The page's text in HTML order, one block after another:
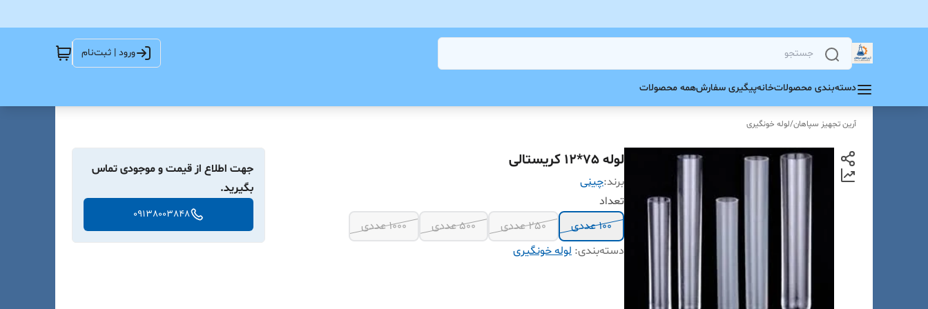
ورود | ثبت‌نام
دسته‌بندی محصولاتخانهپیگیری سفارشهمه محصولات
آرین تجهیز سپاهان/لوله خونگیری
لوله 75*12 کریستالی
برند:چینی
تعداد
100 عددی
250 عددی 500 عددی
1000 عددی
دسته‌بندی: لوله خونگیری
جهت اطلاع از قیمت و موجودی تماس
بگیرید.
09138003848